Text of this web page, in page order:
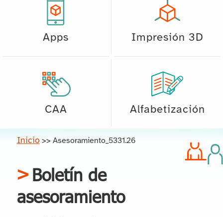
Apps Impresión 3D
CAA Alfabetización
Inicio >> Asesoramiento_5331.26
Boletín de
asesoramiento